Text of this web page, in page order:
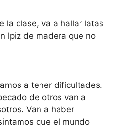
la clase, va a hallar latas
lpiz de madera que no
a tener dificultades.
de otros van a
Van a haber
que el mundo